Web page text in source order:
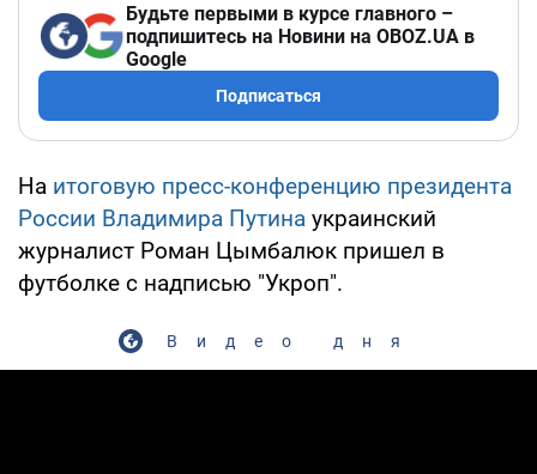
Будьте первыми в курсе главного –
подпишитесь на Новини на OBOZ.UA в
Google
Подписаться
На итоговую пресс-конференцию президента
России Владимира Путина украинский
журналист Роман Цымбалюк пришел в
футболке с надписью "Укроп".
Видео дня